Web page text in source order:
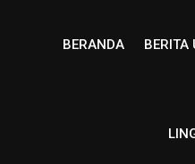
BERANDA BERITA